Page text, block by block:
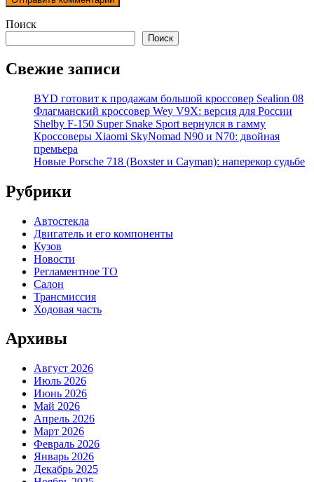
Поиск
Поиск
Свежие записи
BYD готовит к продажам большой кроссовер Sealion 08
Флагманский кроссовер Wey V9X: версия для России
Shelby F-150 Super Snake Sport вернулся в гамму
Кроссоверы Xiaomi SkyNomad N90 и N70: двойная
премьера
Новые Porsche 718 (Boxster и Cayman): наперекор судьбе
Рубрики
Автостекла
Двигатель и его компоненты
Кузов
Новости
Регламентное ТО
Салон
Трансмиссия
Ходовая часть
Архивы
Август 2026
Июль 2026
Июнь 2026
Май 2026
Апрель 2026
Март 2026
Февраль 2026
Январь 2026
Декабрь 2025